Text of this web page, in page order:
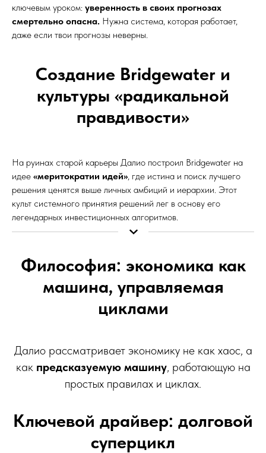
ключевым уроком: уверенность в своих прогнозах
смертельно опасна. Нужна система, которая работает,
даже если твои прогнозы неверны.
Создание Bridgewater и
культуры «радикальной
правдивости»
На руинах старой карьеры Далио построил Bridgewater на
идее «меритократии идей» , где истина и поиск лучшего
решения ценятся выше личных амбиций и иерархии. Этот
культ системного принятия решений лег в основу его
легендарных инвестиционных алгоритмов.
Философия: экономика как
машина, управляемая
циклами
Далио рассматривает экономику не как хаос, а
как предсказуемую машину, работающую на
простых правилах и циклах.
Ключевой драйвер: долговой
суперцикл